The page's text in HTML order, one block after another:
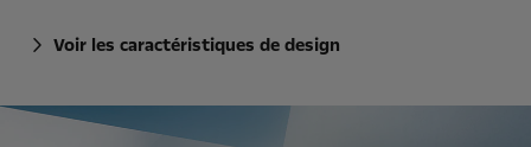
Voir les caractéristiques de design